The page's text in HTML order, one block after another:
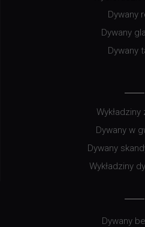
Dywany
Dywany
Dywany
Wykładziny
Dywany w
Dywany
Wykładziny
Dywany